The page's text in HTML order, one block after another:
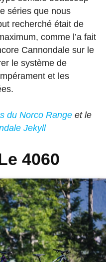
séries que nous
recherché était de
comme l’a fait
Cannondale sur le
le système de
et les
du Norco Rangeet le
Jekyll
4060